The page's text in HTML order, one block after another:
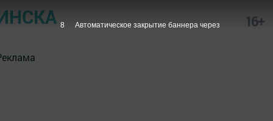
16+
7 Автоматическое закрытие баннера через